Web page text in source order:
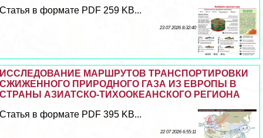
Статья в формате PDF 259 KB...
23 07 2026 8:32:40
ИССЛЕДОВАНИЕ МАРШРУТОВ ТРАНСПОРТИРОВКИ
СЖИЖЕННОГО ПРИРОДНОГО ГАЗА ИЗ ЕВРОПЫ В
СТРАНЫ АЗИАТСКО-ТИХООКЕАНСКОГО РЕГИОНА
Статья в формате PDF 395 KB...
22 07 2026 6:55:11